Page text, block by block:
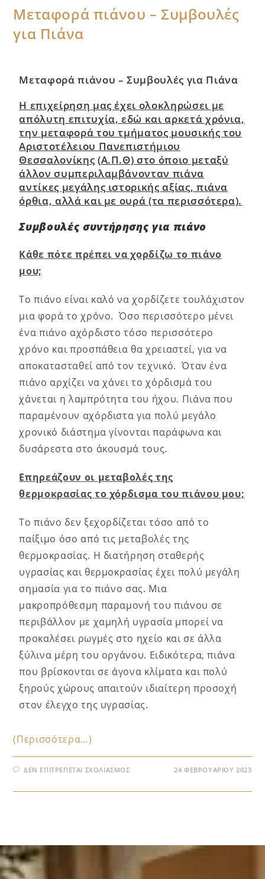
Μεταφορά πιάνου – Συμβουλές
για Πιάνα
Μεταφορά πιάνου – Συμβουλές για Πιάνα
Η επιχείρηση μας έχει ολοκληρώσει με
απόλυτη επιτυχία, εδώ και αρκετά χρόνια,
την μεταφορά του τμήματος μουσικής του
Αριστοτέλειου Πανεπιστήμιου
Θεσσαλονίκης (Α.Π.Θ) στο όποιο μεταξύ
άλλον συμπεριλαμβάνονταν πιάνα
αντίκες μεγάλης ιστορικής αξίας, πιάνα
όρθια, αλλά και με ουρά (τα περισσότερα).
Συμβουλές συντήρησης για πιάνο
Κάθε πότε πρέπει να χορδίζω το πιάνο
μου;
Το πιάνο είναι καλό να χορδίζετε τουλάχιστον
μια φορά το χρόνο. Όσο περισσότερο μένει
ένα πιάνο αχόρδιστο τόσο περισσότερο
χρόνο και προσπάθεια θα χρειαστεί, για να
αποκατασταθεί από τον τεχνικό. Όταν ένα
πιάνο αρχίζει να χάνει το χόρδισμά του
χάνεται η λαμπρότητα του ήχου. Πιάνα που
παραμένουν αχόρδιστα για πολύ μεγάλο
χρονικό διάστημα γίνονται παράφωνα και
δυσάρεστα στο άκουσμά τους.
Επηρεάζουν οι μεταβολές της
θερμοκρασίας το χόρδισμα του πιάνου μου;
Το πιάνο δεν ξεχορδίζεται τόσο από το
παίξιμο όσο από τις μεταβολές της
θερμοκρασίας. Η διατήρηση σταθερής
υγρασίας και θερμοκρασίας έχει πολύ μεγάλη
σημασία για το πιάνο σας. Μια
μακροπρόθεσμη παραμονή του πιάνου σε
περιβάλλον με χαμηλή υγρασία μπορεί να
προκαλέσει ρωγμές στο ηχείο και σε άλλα
ξύλινα μέρη του οργάνου. Ειδικότερα, πιάνα
που βρίσκονται σε άγονα κλίματα και πολύ
ξηρούς χώρους απαιτούν ιδιαίτερη προσοχή
στον έλεγχο της υγρασίας.
(Περισσότερα…)
ΔΕΝ ΕΠΙΤΡΈΠΕΤΑΙ ΣΧΟΛΙΑΣΜΌΣ 24 ΦΕΒΡΟΥΑΡΊΟΥ 2023